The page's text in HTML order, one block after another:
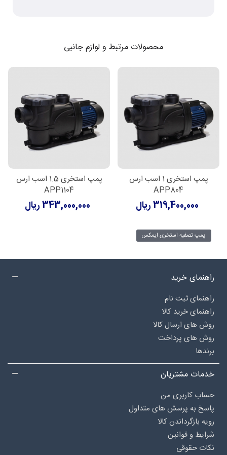
محصولات مرتبط و لوازم جانبی
پمپ استخری 1 اسب ارس
APP804
319,400,000 ریال
پمپ استخری 1.5 اسب ارس
APP1104
343,000,000 ریال
پمپ تصفیه استخری ایمکس
راهنمای خرید
راهنمای ثبت نام
راهنمای خرید کالا
روش های ارسال کالا
روش های پرداخت
برندها
خدمات مشتریان
حساب کاربری من
پاسخ به پرسش های متداول
رویه بازگرداندن کالا
شرایط و قوانین
نکات حقوقی